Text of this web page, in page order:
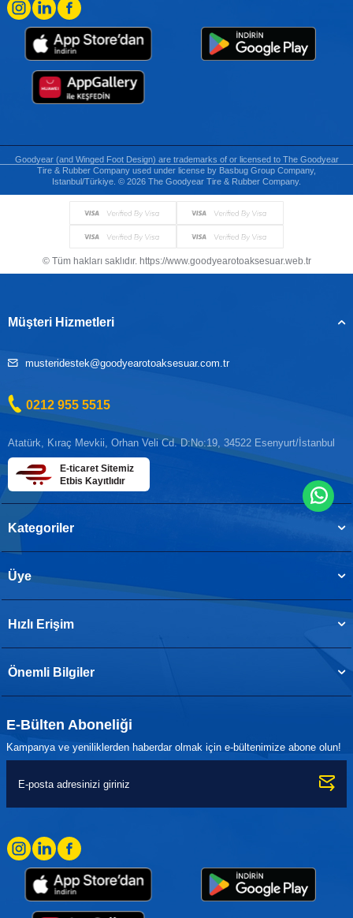
Goodyear (and Winged Foot Design) are trademarks of or licensed to The Goodyear
Tire & Rubber Company used under license by Basbug Group Company,
Istanbul/Türkiye. © 2026 The Goodyear Tire & Rubber Company.
© Tüm hakları saklıdır. https://www.goodyearotoaksesuar.web.tr
Müşteri Hizmetleri
musteridestek@goodyearotoaksesuar.com.tr
0212 955 5515
Atatürk, Kıraç Mevkii, Orhan Veli Cd. D:No:19, 34522 Esenyurt/İstanbul
E-ticaret Sitemiz
Etbis Kayıtlıdır
Kategoriler
Üye
Hızlı Erişim
Önemli Bilgiler
E-Bülten Aboneliği
Kampanya ve yeniliklerden haberdar olmak için e-bültenimize abone olun!